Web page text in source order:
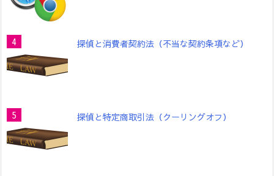
探偵と消費者契約法（不当な契約条項など）
探偵と特定商取引法（クーリングオフ）